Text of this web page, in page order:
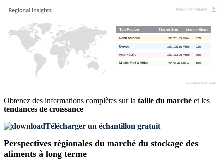
10%
USD 54.42 Million
30%
USD 163.26 Million
23%
USD 125.16 Million
37%
USD 201.35 Million
Obtenez des informations complètes sur la taille du marché et les
tendances de croissance
Télécharger un échantillon gratuit
Perspectives régionales du marché du stockage des
aliments à long terme